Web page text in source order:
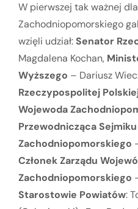
W pierwszej tak ważnej
Zachodniopomorskiego
wzięli udział:Senator
Magdalena Kochan,
Wyższego – Dariusz
Rzeczypospolitej
Wojewoda
Przewodnicząca
Zachodniopomorskiego
Członek Zarządu
Zachodniopomorskiego
Starostowie Powiatów: